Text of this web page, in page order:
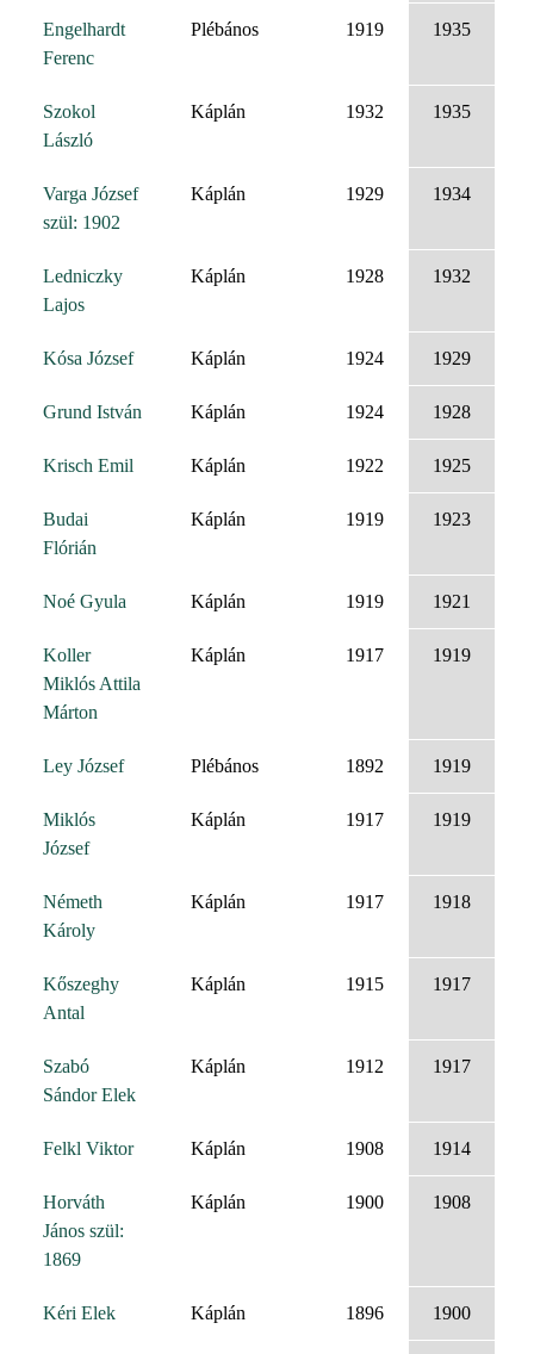
Engelhardt
Ferenc
Plébános 1919 1935
Szokol
László
Káplán 1932 1935
Varga József
szül: 1902
Káplán 1929 1934
Ledniczky
Lajos
Káplán 1928 1932
Kósa József Káplán 1924 1929
Grund István Káplán 1924 1928
Krisch Emil Káplán 1922 1925
Budai
Flórián
Káplán 1919 1923
Noé Gyula Káplán 1919 1921
Koller
Miklós Attila
Márton
Káplán 1917 1919
Ley József Plébános 1892 1919
Miklós
József
Káplán 1917 1919
Németh
Károly
Káplán 1917 1918
Kőszeghy
Antal
Káplán 1915 1917
Szabó
Sándor Elek
Káplán 1912 1917
Felkl Viktor Káplán 1908 1914
Horváth
János szül:
1869
Káplán 1900 1908
Kéri Elek Káplán 1896 1900